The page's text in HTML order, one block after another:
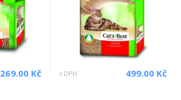
269.00 Kč s DPH 499.00 Kč